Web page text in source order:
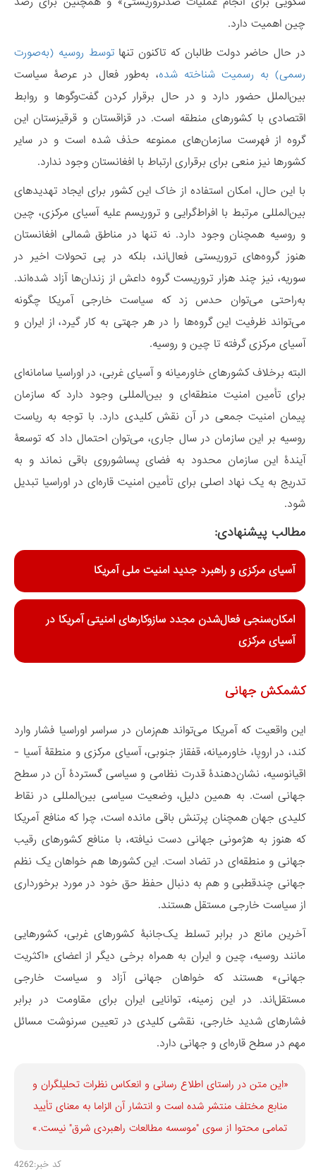
چین اهمیت دارد.
در حال حاضر دولت طالبان که تاکنون تنهاتوسط روسیه (به‌صورت
رسمی) به رسمیت شناخته شده، به‌طور فعال در عرصۀ سیاست
بین‌الملل حضور دارد و در حال برقرار کردن گفت‌وگوها و روابط
اقتصادی با کشورهای منطقه است. در قزاقستان و قرقیزستان این
گروه از فهرست سازمان‌های ممنوعه حذف شده است و در سایر
کشورها نیز منعی برای برقراری ارتباط با افغانستان وجود ندارد.
با این حال، امکان استفاده از خاک این کشور برای ایجاد تهدیدهای
بین‌المللی مرتبط با افراط‌گرایی و تروریسم علیه آسیای مرکزی، چین
و روسیه همچنان وجود دارد. نه تنها در مناطق شمالی افغانستان
هنوز گروه‌های تروریستی فعال‌اند، بلکه در پی تحولات اخیر در
سوریه، نیز چند هزار تروریست گروه داعش از زندان‌ها آزاد شده‌اند.
به‌راحتی می‌توان حدس زد که سیاست خارجی آمریکا چگونه
می‌تواند ظرفیت این گروه‌ها را در هر جهتی به کار گیرد، از ایران و
آسیای مرکزی گرفته تا چین و روسیه.
البته برخلاف کشورهای خاورمیانه و آسیای غربی، در اوراسیا سامانه‌ای
برای تأمین امنیت منطقه‌ای و بین‌المللی وجود دارد که سازمان
پیمان امنیت جمعی در آن نقش کلیدی دارد. با توجه به ریاست
روسیه بر این سازمان در سال جاری، می‌توان احتمال داد که توسعۀ
آیندۀ این سازمان محدود به فضای پساشوروی باقی نماند و به
تدریج به یک نهاد اصلی برای تأمین امنیت قاره‌ای در اوراسیا تبدیل
شود.
مطالب پیشنهادی:
آسیای مرکزی و راهبرد جدید امنیت ملی آمریکا
امکان‌سنجی فعال‌شدن مجدد سازوکارهای امنیتی آمریکا در
آسیای مرکزی
کشمکش جهانی
این واقعیت که آمریکا می‌تواند هم‌زمان در سراسر اوراسیا فشار وارد
کند، در اروپا، خاورمیانه، قفقاز جنوبی، آسیای مرکزی و منطقۀ آسیا -
اقیانوسیه، نشان‌دهندۀ قدرت نظامی و سیاسی گستردۀ آن در سطح
جهانی است. به همین دلیل، وضعیت سیاسی بین‌المللی در نقاط
کلیدی جهان همچنان پرتنش باقی مانده است، چرا که منافع آمریکا
که هنوز به هژمونی جهانی دست نیافته، با منافع کشورهای رقیب
جهانی و منطقه‌ای در تضاد است. این کشورها هم خواهان یک نظم
جهانی چندقطبی و هم به دنبال حفظ حق خود در مورد برخورداری
از سیاست خارجی مستقل هستند.
آخرین مانع در برابر تسلط یک‌جانبۀ کشورهای غربی، کشورهایی
مانند روسیه، چین و ایران به همراه برخی دیگر از اعضای «اکثریت
جهانی» هستند که خواهان جهانی آزاد و سیاست خارجی
مستقل‌اند. در این زمینه، توانایی ایران برای مقاومت در برابر
فشارهای شدید خارجی، نقشی کلیدی در تعیین سرنوشت مسائل
مهم در سطح قاره‌ای و جهانی دارد.
«این متن در راستای اطلاع رسانی و انعكاس نظرات تحليلگران و
منابع مختلف منتشر شده است و انتشار آن الزاما به معنای تأیید
تمامی محتوا از سوی "موسسه مطالعات راهبردی شرق" نیست.»
کد خبر:4262